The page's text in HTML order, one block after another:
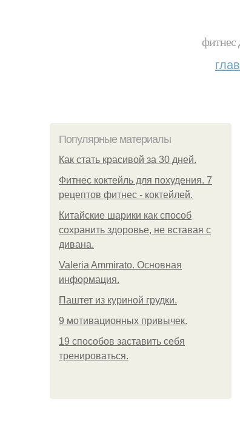
фитнес
Популярные материалы
Как стать красивой за 30 дней.
Фитнес коктейль для похудения. 7
рецептов фитнес - коктейлей.
Китайские шарики как способ
сохранить здоровье, не вставая с
дивана.
Valeria Ammirato. Основная
информация.
Паштет из куриной грудки.
9 мотивационных привычек.
19 способов заставить себя
тренироваться.